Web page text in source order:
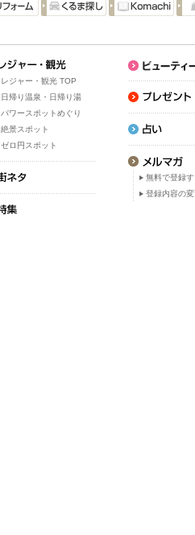
レジャー・観光 TOP
日帰り温泉・日帰り湯
パワースポットめぐり
絶景スポット
ゼロ円スポット
無料で登録
登録内容の